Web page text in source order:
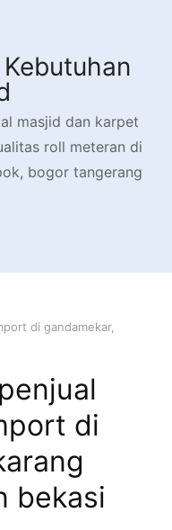
masjid dan karpet
roll meteran di
bogor tangerang
di gandamekar,
di
bekasi